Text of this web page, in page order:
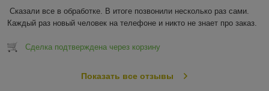
Сказали все в обработке. В итоге позвонили несколько раз сами.
Каждый раз новый человек на телефоне и никто не знает про заказ.
Сделка подтверждена через корзину
Показать все отзывы